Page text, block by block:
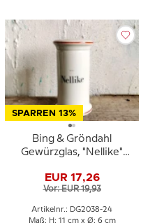
SPARREN 13%
Bing & Gröndahl
Gewürzglas, "Nellike"
EUR 17,26
Vor: EUR 19,93
Artikelnr.: DG2038-24
Maß: H: 11 cm x Ø: 6 cm